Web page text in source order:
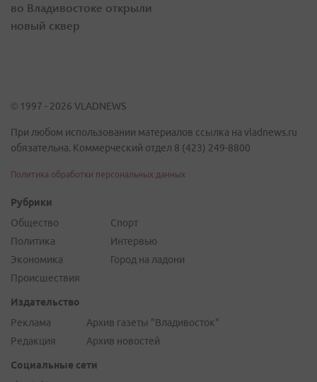
во Владивостоке открыли
новый сквер
© 1997 - 2026 VLADNEWS
При любом использовании материалов ссылка на vladnews.ru
обязательна. Коммерческий отдел 8 (423) 249-8800
Политика обработки персональных данных
Рубрики
Общество
Политика
Экономика
Происшествия
Спорт
Интервью
Город на ладони
Издательство
Реклама
Редакция
Архив газеты "Владивосток"
Архив новостей
Социальные сети